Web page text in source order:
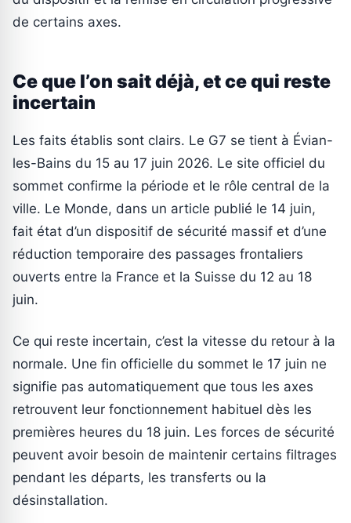
de certains axes.
Ce que l’on sait déjà, et ce qui reste
incertain
Les faits établis sont clairs. Le G7 se tient à Évian-
les-Bains du 15 au 17 juin 2026. Le site officiel du
sommet confirme la période et le rôle central de la
ville. Le Monde, dans un article publié le 14 juin,
fait état d’un dispositif de sécurité massif et d’une
réduction temporaire des passages frontaliers
ouverts entre la France et la Suisse du 12 au 18
juin.
Ce qui reste incertain, c’est la vitesse du retour à la
normale. Une fin officielle du sommet le 17 juin ne
signifie pas automatiquement que tous les axes
retrouvent leur fonctionnement habituel dès les
premières heures du 18 juin. Les forces de sécurité
peuvent avoir besoin de maintenir certains filtrages
pendant les départs, les transferts ou la
désinstallation.